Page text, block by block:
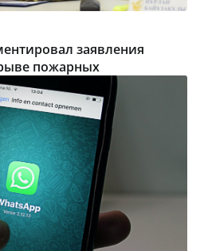
заявления
пожарных